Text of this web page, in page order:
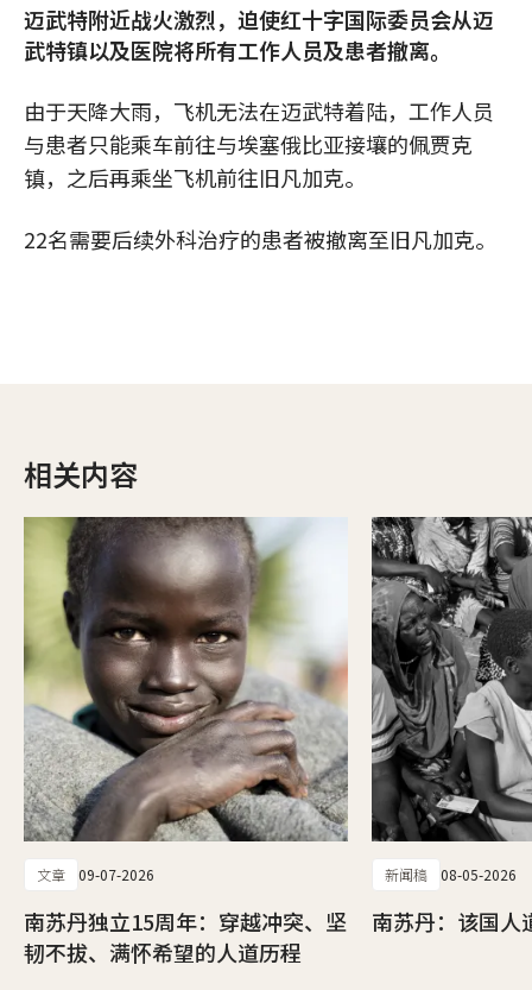
迈武特附近战火激烈，迫使红十字国际委员会从迈
武特镇以及医院将所有工作人员及患者撤离。
由于天降大雨，飞机无法在迈武特着陆，工作人员
与患者只能乘车前往与埃塞俄比亚接壤的佩贾克
镇，之后再乘坐飞机前往旧凡加克。
22名需要后续外科治疗的患者被撤离至旧凡加克。
相关内容
文章 09-07-2026
南苏丹独立15周年：穿越冲突、坚
韧不拔、满怀希望的人道历程
新闻稿 08-05-2026
南苏丹：该国人